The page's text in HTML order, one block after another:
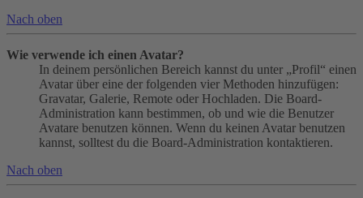
Nach oben
Wie verwende ich einen Avatar?
In deinem persönlichen Bereich kannst du unter „Profil“ einen
Avatar über eine der folgenden vier Methoden hinzufügen:
Gravatar, Galerie, Remote oder Hochladen. Die Board-
Administration kann bestimmen, ob und wie die Benutzer
Avatare benutzen können. Wenn du keinen Avatar benutzen
kannst, solltest du die Board-Administration kontaktieren.
Nach oben